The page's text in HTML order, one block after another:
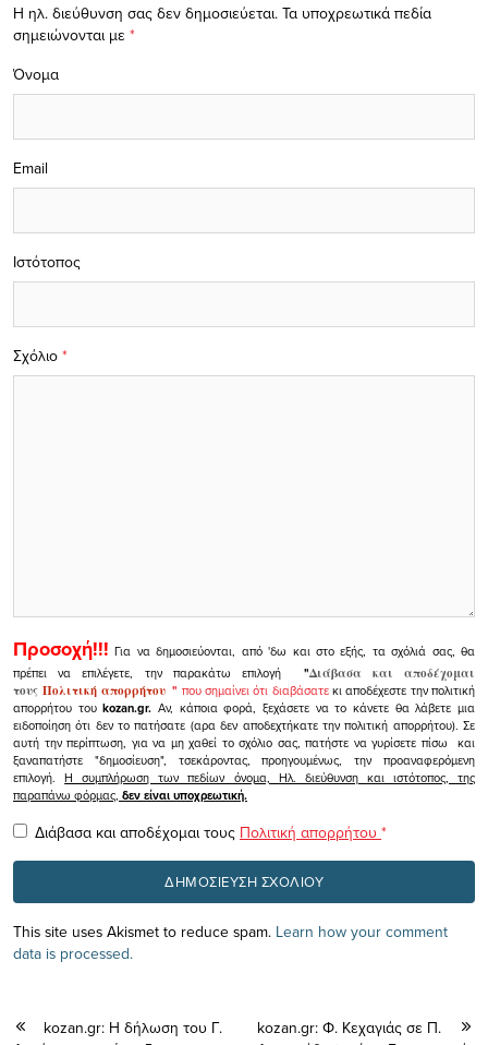
Η ηλ. διεύθυνση σας δεν δημοσιεύεται. Τα υποχρεωτικά πεδία
σημειώνονται με *
Σχόλιο *
Όνομα
Email
Ιστότοπος
Προσοχή!!! Για να δημοσιεύονται, από 'δω και στο εξής, τα σχόλιά σας, θα
πρέπει να επιλέγετε, την παρακάτω επιλογή
"Διάβασα και αποδέχομαι
τουςΠολιτική απορρήτου" που σημαίνει ότι διαβάσατεκι αποδέχεστε την πολιτική
απορρήτου τουkozan.gr. Αν, κάποια φορά, ξεχάσετε να το κάνετε θα λάβετε μια
ειδοποίηση ότι δεν το πατήσατε (αρα δεν αποδεχτήκατε την πολιτική απορρήτου). Σε
αυτή την περίπτωση, για να μη χαθεί το σχόλιο σας, πατήστε να γυρίσετε πίσω και
ξαναπατήστε "δημοσίευση", τσεκάροντας, προηγουμένως, την προαναφερόμενη
επιλογή.Η συμπλήρωση των πεδίων όνομα, Ηλ. διεύθυνση και ιστότοπος, της
παραπάνω φόρμας, δεν είναι υποχρεωτική.
Διάβασα και αποδέχομαι τους Πολιτική απορρήτου *
This site uses Akismet to reduce spam. Learn how your comment
data is processed.
kozan.gr: Η δήλωση του Γ.
kozan.gr: Φ. Κεχαγιάς σε Π.